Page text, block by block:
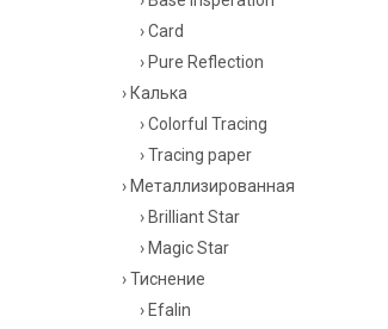
› Card
› Pure Reflection
› Калька
› Colorful Tracing
› Tracing paper
› Металлизированная
› Brilliant Star
› Magic Star
› Тиснение
› Efalin